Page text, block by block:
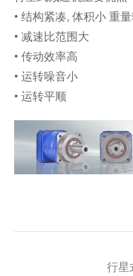
• 结构紧凑, 体积小 重
• 减速比范围大
• 传动效率高
• 运转噪音小
• 运转平顺
行星